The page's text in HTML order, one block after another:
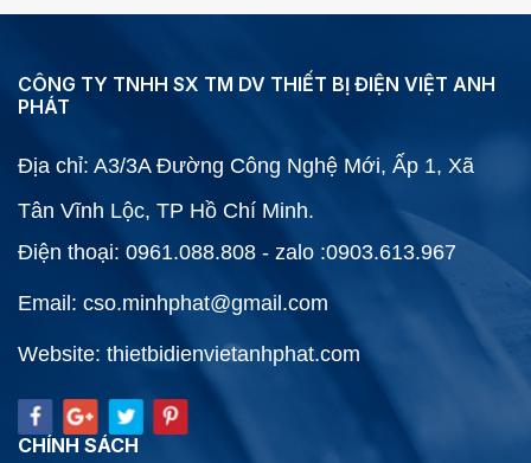
CÔNG TY TNHH SX TM DV THIẾT BỊ ĐIỆN VIỆT ANH
PHÁT
Địa chỉ: A3/3A Đường Công Nghệ Mới, Ấp 1, Xã
Tân Vĩnh Lộc, TP Hồ Chí Minh.
Điện thoại: 0961.088.808 - zalo :0903.613.967
Email: cso.minhphat@gmail.com
Website: thietbidienvietanhphat.com
CHÍNH SÁCH